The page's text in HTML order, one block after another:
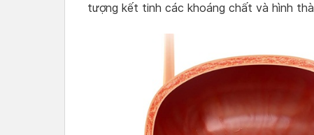
tượng kết tinh các khoáng chất và hình